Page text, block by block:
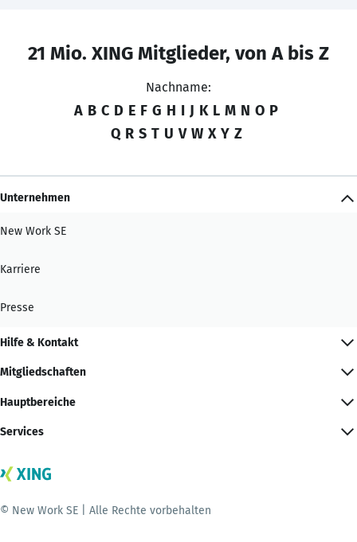
21 Mio. XING Mitglieder, von A bis Z
Nachname:
A B C D E F G H I J K L M N O P
Q R S T U V W X Y Z
Unternehmen
New Work SE
Karriere
Presse
Hilfe & Kontakt
Mitgliedschaften
Hauptbereiche
Services
© New Work SE | Alle Rechte vorbehalten